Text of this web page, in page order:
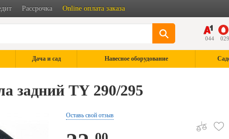
Рассрочка Online оплата заказа
044 029
Дача и сад Навесное оборудование
задний TY 290/295
Оставь свой отзыв